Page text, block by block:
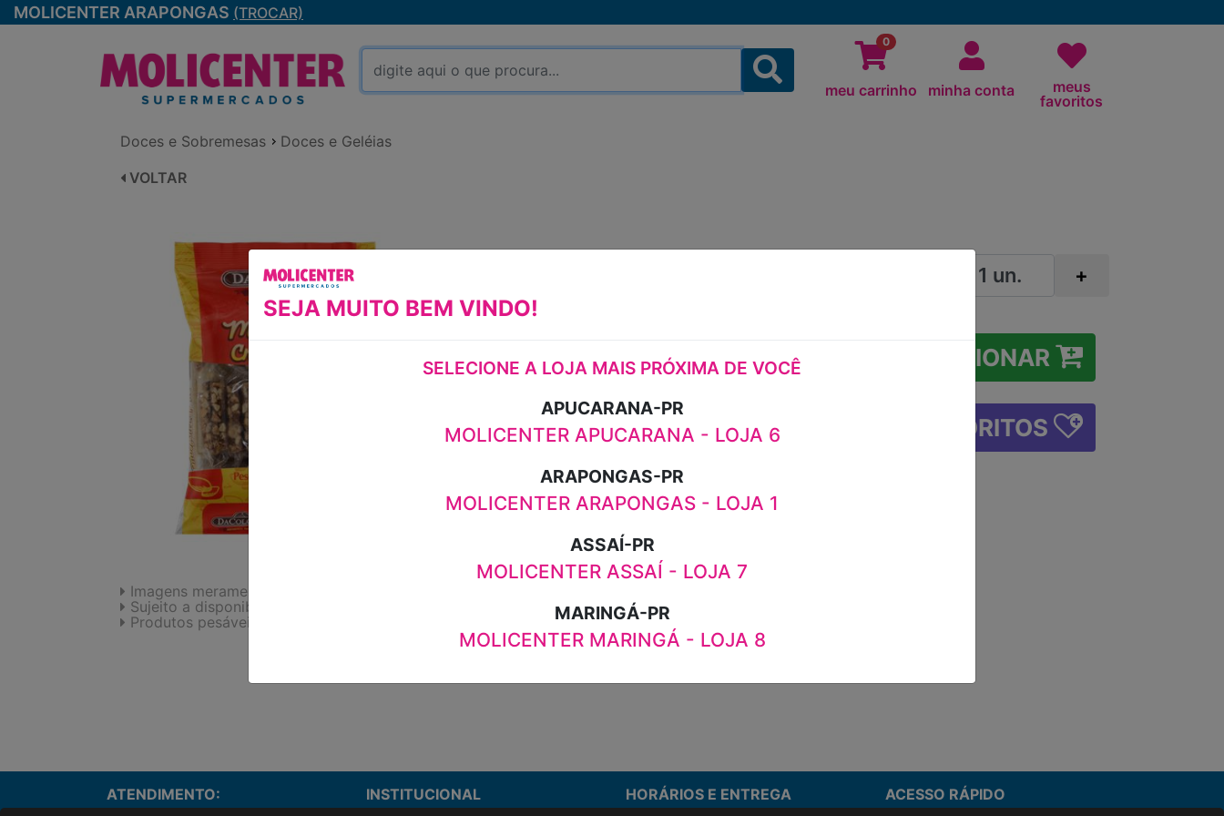
MOLICENTER ARAPONGAS (TROCAR)
0
meu carrinho minha conta
meus
favoritos
Doces e Sobremesas
Doces e Geléias
VOLTAR
DACOLÔNIA PACOTE 140G
PACOTE 140G
R$8,99
+
ADICIONAR
FAVORITOS
Imagens meramente ilustrativas.
Sujeito a disponibilidade de estoque.
Produtos pesáveis podem sofrer variação de preço.
SEJA MUITO BEM VINDO!
SELECIONE A LOJA MAIS PRÓXIMA DE VOCÊ
APUCARANA-PR
MOLICENTER APUCARANA - LOJA 6
ARAPONGAS-PR
MOLICENTER ARAPONGAS - LOJA 1
ASSAÍ-PR
MOLICENTER ASSAÍ - LOJA 7
MARINGÁ-PR
MOLICENTER MARINGÁ - LOJA 8
ATENDIMENTO: INSTITUCIONAL HORÁRIOS E ENTREGA ACESSO RÁPIDO